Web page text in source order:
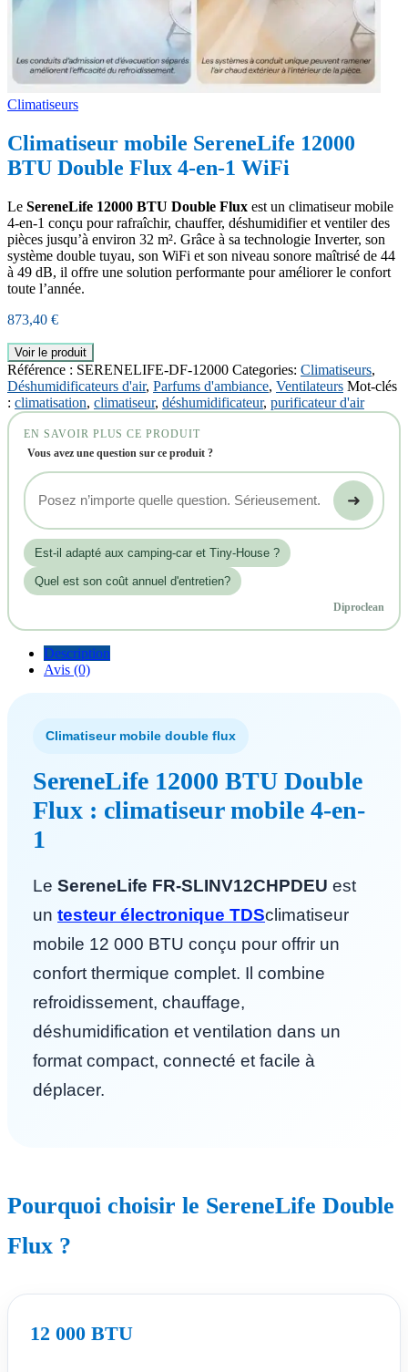
Climatiseurs
Climatiseur mobile SereneLife 12000
BTU Double Flux 4-en-1 WiFi
Le SereneLife 12000 BTU Double Flux est un climatiseur mobile
4-en-1 conçu pour rafraîchir, chauffer, déshumidifier et ventiler des
pièces jusqu’à environ 32 m². Grâce à sa technologie Inverter, son
système double tuyau, son WiFi et son niveau sonore maîtrisé de 44
à 49 dB, il offre une solution performante pour améliorer le confort
toute l’année.
873,40 €
Voir le produit
Référence : SERENELIFE-DF-12000 Categories: Climatiseurs,
Déshumidificateurs d'air, Parfums d'ambiance, Ventilateurs Mot-clés
: climatisation, climatiseur, déshumidificateur, purificateur d'air
EN SAVOIR PLUS CE PRODUIT
Vous avez une question sur ce produit ?
➜
Est‑il adapté aux camping-car et Tiny-House ?
Quel est son coût annuel d'entretien?
Diproclean
Description
Avis (0)
Climatiseur mobile double flux
SereneLife 12000 BTU Double
Flux : climatiseur mobile 4-en-
1
Le SereneLife FR-SLINV12CHPDEU est
un testeur électronique TDSclimatiseur
mobile 12 000 BTU conçu pour offrir un
confort thermique complet. Il combine
refroidissement, chauffage,
déshumidification et ventilation dans un
format compact, connecté et facile à
déplacer.
Pourquoi choisir le SereneLife Double
Flux ?
12 000 BTU